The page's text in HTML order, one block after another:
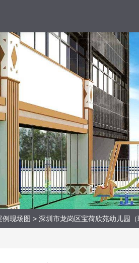
例现场图 > 深圳市龙岗区宝荷欣苑幼儿园（